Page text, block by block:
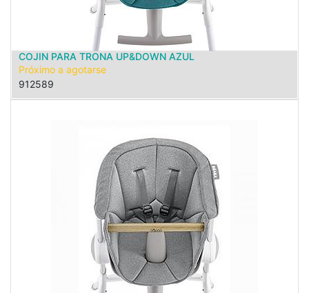
COJIN PARA TRONA UP&DOWN AZUL
Próximo a agotarse
912589